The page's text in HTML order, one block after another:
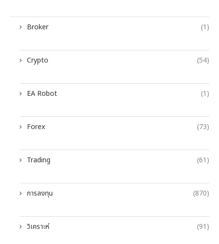
Broker (1)
Crypto (54)
EA Robot (1)
Forex (73)
Trading (61)
การลงทุน (870)
วิเคราะห์ (91)